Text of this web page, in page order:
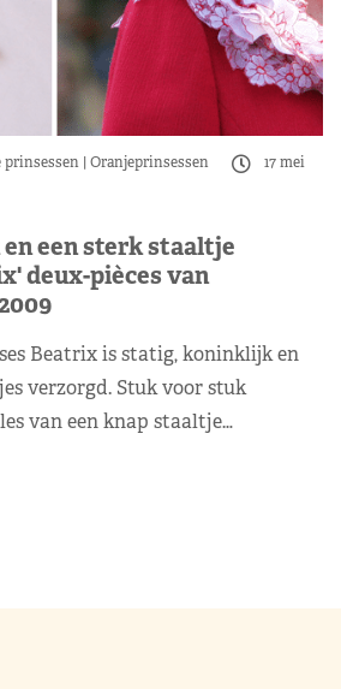
prinsessen Oranjeprinsessen
17 mei
een sterk staaltje
deux-pièces van
Beatrix is statig, koninklijk en
verzorgd. Stuk voor stuk
van een knap staaltje…